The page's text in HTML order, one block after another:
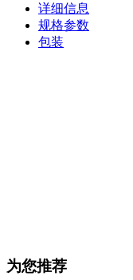
详细信息
规格参数
包装
为您推荐